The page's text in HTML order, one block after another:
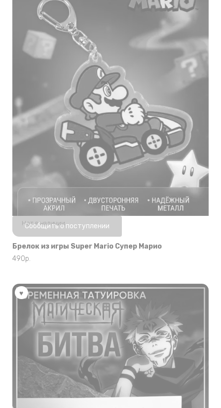
Нет в наличии
Сообщить о поступлении
Брелок из игры Super Mario Супер Марио
490р.